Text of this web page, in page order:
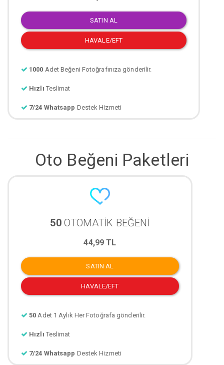
SATIN AL
HAVALE/EFT
1000 Adet Beğeni Fotoğrafınıza gönderilir.
Hızlı Teslimat
7/24 Whatsapp Destek Hizmeti
Oto Beğeni Paketleri
50OTOMATİK BEĞENİ
44,99 TL
SATIN AL
HAVALE/EFT
50 Adet 1 Aylık Her Fotoğrafa gönderilir.
Hızlı Teslimat
7/24 Whatsapp Destek Hizmeti